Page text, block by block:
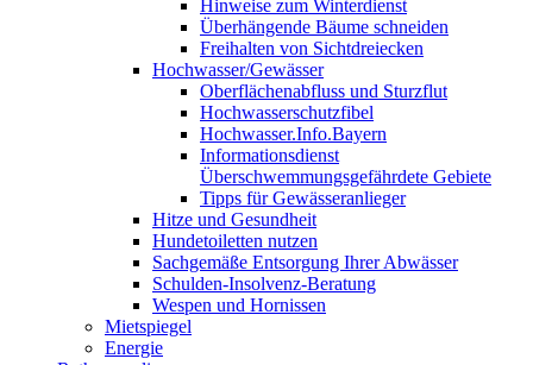
Hinweise zum Winterdienst
Überhängende Bäume schneiden
Freihalten von Sichtdreiecken
Hochwasser/Gewässer
Oberflächenabfluss und Sturzflut
Hochwasserschutzfibel
Hochwasser.Info.Bayern
Informationsdienst
Überschwemmungsgefährdete Gebiete
Tipps für Gewässeranlieger
Hitze und Gesundheit
Hundetoiletten nutzen
Sachgemäße Entsorgung Ihrer Abwässer
Schulden-Insolvenz-Beratung
Wespen und Hornissen
Mietspiegel
Energie